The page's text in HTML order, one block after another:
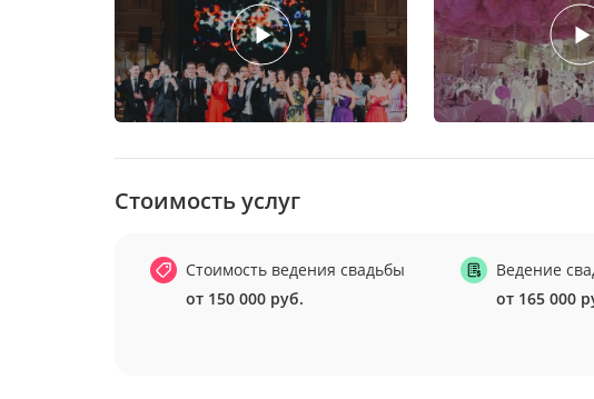
Стоимость услуг
Стоимость ведения свадьбы
от 150 000 руб.
Ведение
от 165 000